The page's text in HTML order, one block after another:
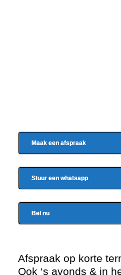
Maak een afspraak
Stuur een whatsapp
Bel nu
Afspraak op korte
Ook ‘s avonds & in